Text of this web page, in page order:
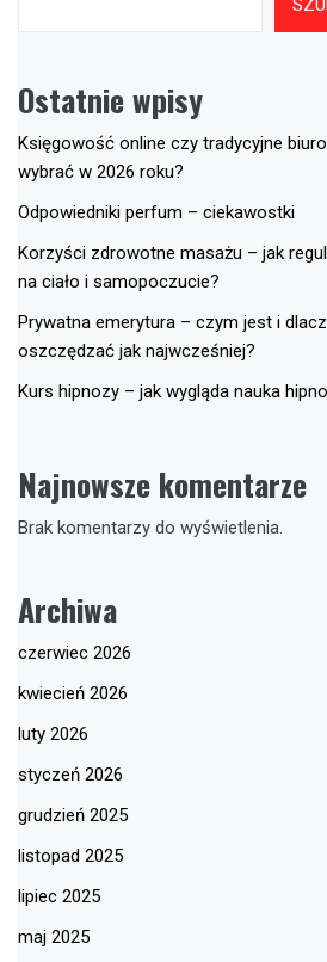
Ostatnie wpisy
Księgowość online czy tradycyjne
wybrać w 2026 roku?
Odpowiedniki perfum – ciekawostki
Korzyści zdrowotne masażu – jak
na ciało i samopoczucie?
Prywatna emerytura – czym jest i
oszczędzać jak najwcześniej?
Kurs hipnozy – jak wygląda nauka
Najnowsze komentarze
Brak komentarzy do wyświetlenia.
Archiwa
czerwiec 2026
kwiecień 2026
luty 2026
styczeń 2026
grudzień 2025
listopad 2025
lipiec 2025
maj 2025